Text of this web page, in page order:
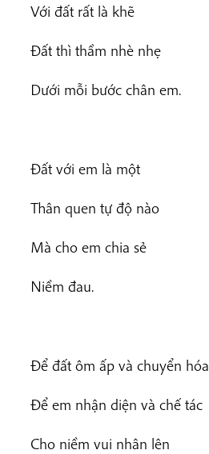
Với đất rất là khẽ
Đất thì thầm nhè nhẹ
Dưới mỗi bước chân em.
Đất với em là một
Thân quen tự độ nào
Mà cho em chia sẻ
Niềm đau.
Để đất ôm ấp và chuyển hóa
Để em nhận diện và chế tác
Cho niềm vui nhân lên